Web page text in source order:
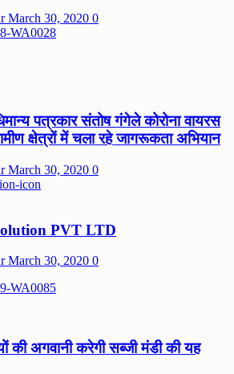
March 30, 2020 0
पत्रकार संतोष गंगेले कोरोना वायरस
क्षेत्रों में चला रहे जागरूकता अभियान
March 30, 2020 0
PVT LTD
March 30, 2020 0
की अगवानी करेगी सब्जी मंडी की यह